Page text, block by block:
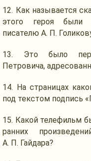
12. Как называется
этого героя были
писателюА. П.
13. Это было
Петровича,
14. На страницах
под текстом подпись
15. Какой телефильм
ранних
А. П. Гайдара?